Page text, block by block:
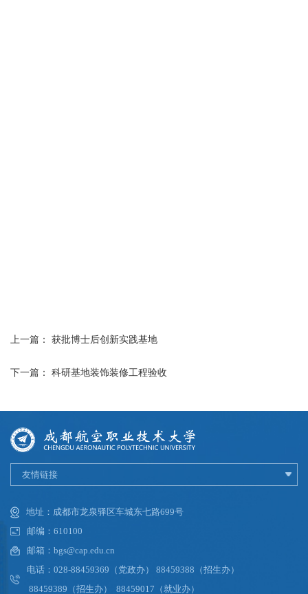
上一篇： 获批博士后创新实践基地
下一篇： 科研基地装饰装修工程验收
友情链接
地址：成都市龙泉驿区车城东七路699号
邮编：610100
邮箱：bgs@cap.edu.cn
电话：028-88459369（党政办） 88459388（招生办）
88459389（招生办） 88459017（就业办）